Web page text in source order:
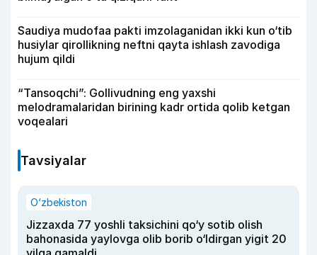
Saudiya mudofaa pakti imzolaganidan ikki kun o‘tib
husiylar qirollikning neftni qayta ishlash zavodiga
hujum qildi
“Tansoqchi”: Gollivudning eng yaxshi
melodramalaridan birining kadr ortida qolib ketgan
voqealari
Tavsiyalar
O‘zbekiston
Jizzaxda 77 yoshli taksichini qo‘y sotib olish
bahonasida yaylovga olib borib o‘ldirgan yigit 20